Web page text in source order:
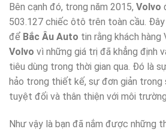
Bên cạnh đó, trong năm 2015, Volvo
503.127 chiếc ôtô trên toàn cầu.
để Bắc Âu Auto tin rằng khách hàng
Volvo vì những giá trị đã khẳng định
tiêu dùng trong thời gian qua. Đó là
hảo trong thiết kế, sự đơn giản trong
tuyệt đối và thân thiện với môi
Như vậy là bạn đã nắm được những